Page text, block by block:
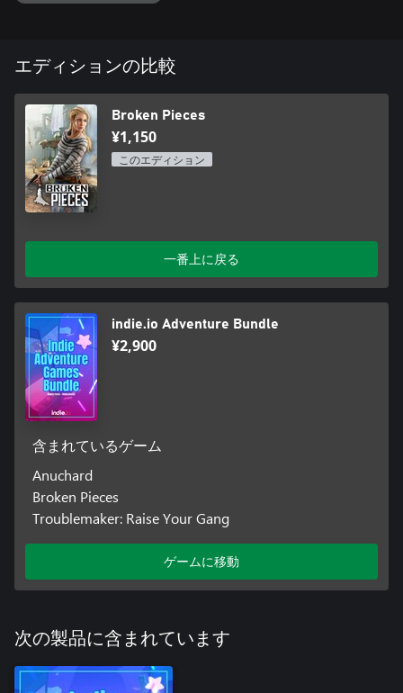
エディションの比較
Broken Pieces
¥1,150
このエディション
一番上に戻る
indie.io Adventure Bundle
¥2,900
含まれているゲーム
Anuchard
Broken Pieces
Troublemaker: Raise Your Gang
ゲームに移動
次の製品に含まれています